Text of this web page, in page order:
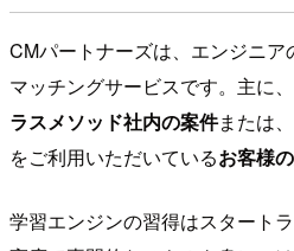
CMパートナーズは、エンジニア
マッチングサービスです。主に
ラスメソッド社内の案件または
をご利用いただいているお客様
学習エンジンの習得はスタート